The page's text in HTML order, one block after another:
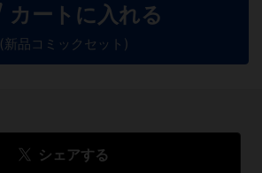
カートに入れる
(新品コミックセット)
シェアする